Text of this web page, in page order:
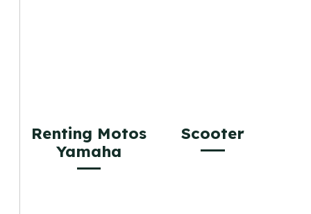
Renting Motos
Yamaha
Scooter